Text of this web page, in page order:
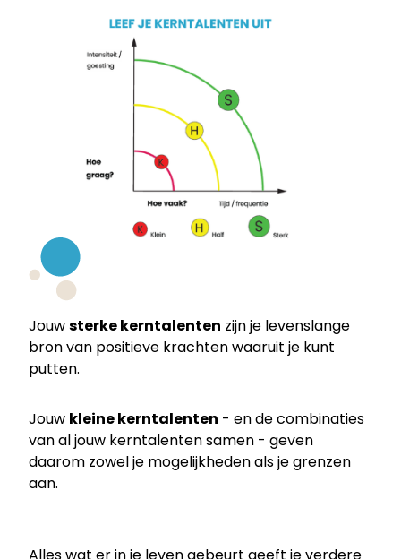
Jouwsterke kerntalenten zijn je levenslange
bron van positieve krachten waaruit je kunt
putten.
Jouw kleine kerntalenten - en de combinaties
van al jouw kerntalenten samen - geven
daarom zowel je mogelijkheden als je grenzen
aan.
Alles wat er in je leven gebeurt geeft je verdere